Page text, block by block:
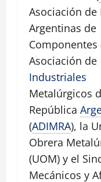
Asociación de
Argentinas de
Componentes
Asociación de
Industriales
Metalúrgicos
República
(ADIMRA), la
Obrera
(UOM) y el
Mecánicos y